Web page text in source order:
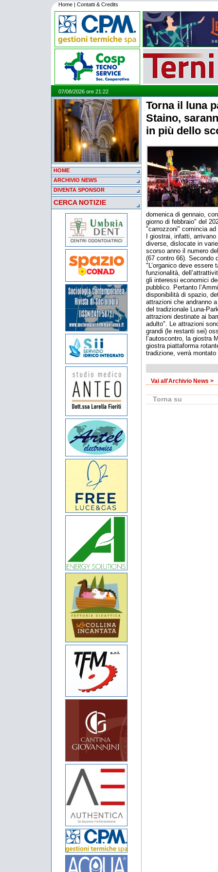
Home | Contatti & Credits
07/08/2026 ore 21:22
HOME
ARCHIVIO NEWS
DIVENTA SPONSOR
CERCA NOTIZIE
Torna il luna
Staino,
in più dello
domenica di gennaio,
giorno di febbraio" del
"carrozzoni" comincia
I giostrai, infatti,
diverse, dislocate in
scorso anno il numero
(67 contro 66). Secondo
"L’organico deve essere
funzionalità,
gli interessi economici
pubblico. Pertanto
disponibilità di spazio,
attrazioni che andranno
del tradizionale Luna-
attrazioni destinate ai
adulto". Le attrazioni
grandi (le restanti sei)
l’autoscontro, la giostra
giostra piattaforma
tradizione, verrà
Vai all'Archivio News >
Torna su